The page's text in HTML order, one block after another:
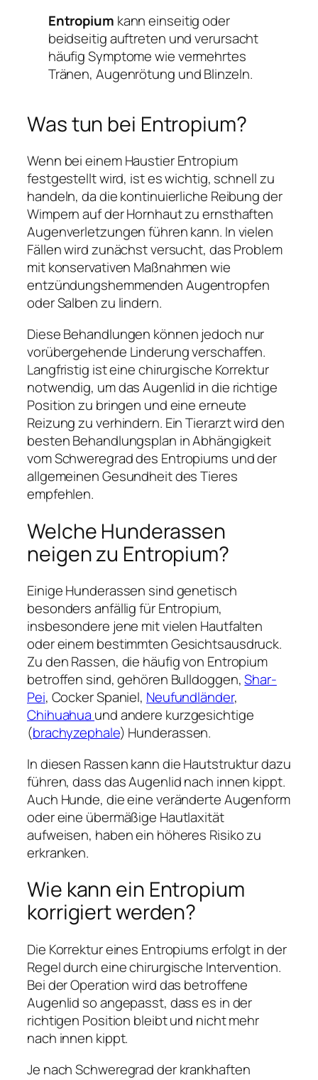
Entropium kann einseitig oder
beidseitig auftreten und verursacht
häufig Symptome wie vermehrtes
Tränen, Augenrötung und Blinzeln.
Was tun bei Entropium?
Wenn bei einem Haustier Entropium
festgestellt wird, ist es wichtig, schnell zu
handeln, da die kontinuierliche Reibung der
Wimpern auf der Hornhaut zu ernsthaften
Augenverletzungen führen kann. In vielen
Fällen wird zunächst versucht, das Problem
mit konservativen Maßnahmen wie
entzündungshemmenden Augentropfen
oder Salben zu lindern.
Diese Behandlungen können jedoch nur
vorübergehende Linderung verschaffen.
Langfristig ist eine chirurgische Korrektur
notwendig, um das Augenlid in die richtige
Position zu bringen und eine erneute
Reizung zu verhindern. Ein Tierarzt wird den
besten Behandlungsplan in Abhängigkeit
vom Schweregrad des Entropiums und der
allgemeinen Gesundheit des Tieres
empfehlen.
Welche Hunderassen
neigen zu Entropium?
Einige Hunderassen sind genetisch
besonders anfällig für Entropium,
insbesondere jene mit vielen Hautfalten
oder einem bestimmten Gesichtsausdruck.
Zu den Rassen, die häufig von Entropium
betroffen sind, gehören Bulldoggen,Shar-
Pei, Cocker Spaniel, Neufundländer,
Chihuahua und andere kurzgesichtige
(brachyzephale) Hunderassen.
In diesen Rassen kann die Hautstruktur dazu
führen, dass das Augenlid nach innen kippt.
Auch Hunde, die eine veränderte Augenform
oder eine übermäßige Hautlaxität
aufweisen, haben ein höheres Risiko zu
erkranken.
Wie kann ein Entropium
korrigiert werden?
Die Korrektur eines Entropiums erfolgt in der
Regel durch eine chirurgische Intervention.
Bei der Operation wird das betroffene
Augenlid so angepasst, dass es in der
richtigen Position bleibt und nicht mehr
nach innen kippt.
Je nach Schweregrad der krankhaften